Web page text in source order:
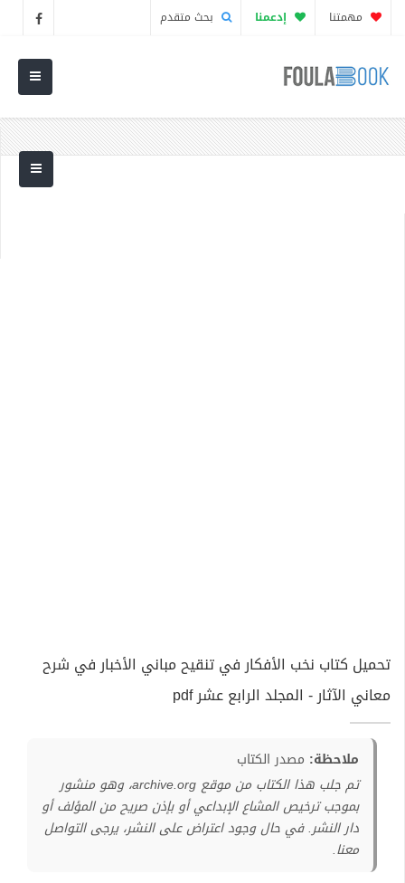
مهمتنا إدعمنا بحث متقدم
تحميل كتاب نخب الأفكار في تنقيح مباني الأخبار في شرح
معاني الآثار - المجلد الرابع عشر pdf
ملاحظة: مصدر الكتاب
تم جلب هذا الكتاب من موقع archive.org، وهو منشور
بموجب ترخيص المشاع الإبداعي أو بإذن صريح من المؤلف أو
دار النشر. في حال وجود اعتراض على النشر، يرجى التواصل
معنا.